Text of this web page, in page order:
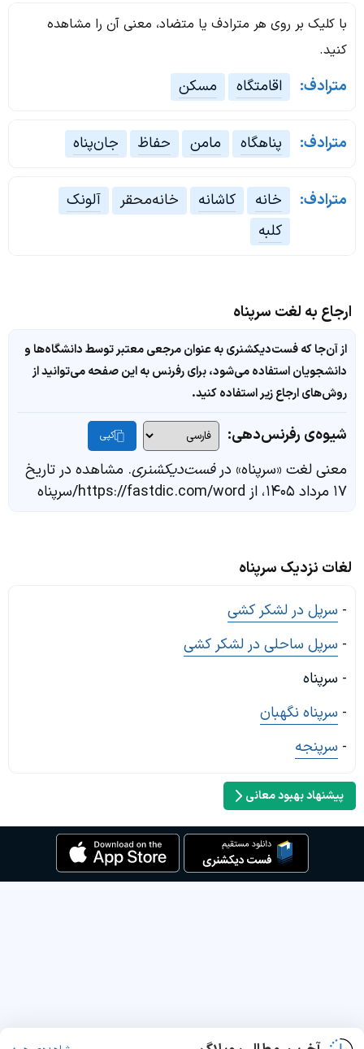
با کلیک بر روی هر مترادف یا متضاد، معنی آن را مشاهده
کنید.
مترادف: اقامتگاه مسکن
مترادف: پناهگاه مامن حفاظ جان‌پناه
مترادف: خانه کاشانه خانه‌محقر
آلونک
کلبه
ارجاع به لغت سرپناه
از آن‌جا که فست‌دیکشنری به عنوان مرجعی معتبر توسط دانشگاه‌ها و
دانشجویان استفاده می‌شود، برای رفرنس به این صفحه می‌توانید از
روش‌های ارجاع زیر استفاده کنید.
شیوه‌ی رفرنس‌دهی: کپی
معنی لغت «سرپناه» درفست‌دیکشنری. مشاهده در تاریخ
۱۷ مرداد ۱۴۰۵، از https://fastdic.com/word/سرپناه
لغات نزدیک سرپناه
- سرپل در لشکر کشی
- سرپل ساحلی در لشکر کشی
- سرپناه
- سرپناه نگهبان
- سرپنجه
پیشنهاد بهبود معانی